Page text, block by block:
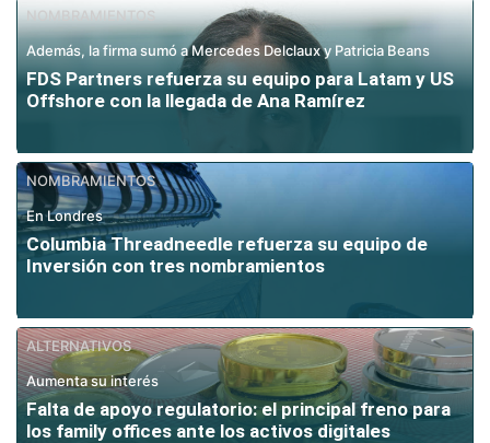
NOMBRAMIENTOS
Además, la firma sumó a Mercedes Delclaux y Patricia Beans
FDS Partners refuerza su equipo para Latam y US
Offshore con la llegada de Ana Ramírez
NOMBRAMIENTOS
En Londres
Columbia Threadneedle refuerza su equipo de
Inversión con tres nombramientos
ALTERNATIVOS
Aumenta su interés
Falta de apoyo regulatorio: el principal freno para
los family offices ante los activos digitales